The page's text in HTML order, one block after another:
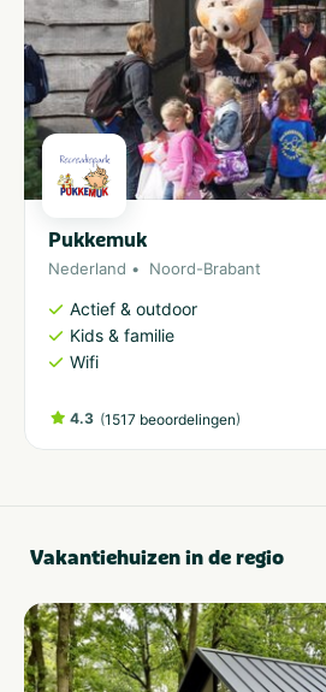
Pukkemuk
Nederland Noord-Brabant
Actief & outdoor
Kids & familie
Wifi
4.3 (1517 beoordelingen)
Vakantiehuizen in de regio